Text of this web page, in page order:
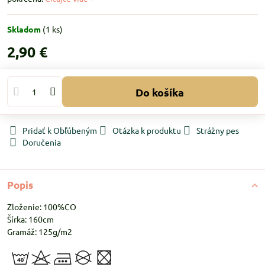
Skladom (1 ks)
2,90 €
Do košíka
Pridať k Obľúbeným Otázka k produktu
Strážny pes
Doručenia
Popis
Zloženie: 100%CO
Šírka: 160cm
Gramáž: 125g/m2